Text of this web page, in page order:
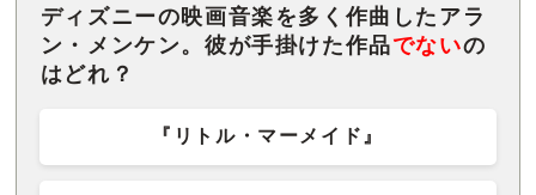
ディズニーの映画音楽を多く作曲したアラ
ン・メンケン。彼が手掛けた作品でないの
はどれ？
『リトル・マーメイド』